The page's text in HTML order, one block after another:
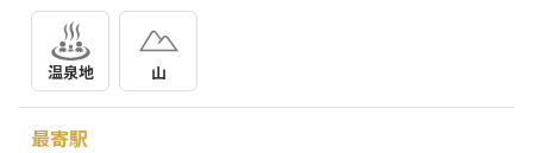
温泉地 山
最寄駅